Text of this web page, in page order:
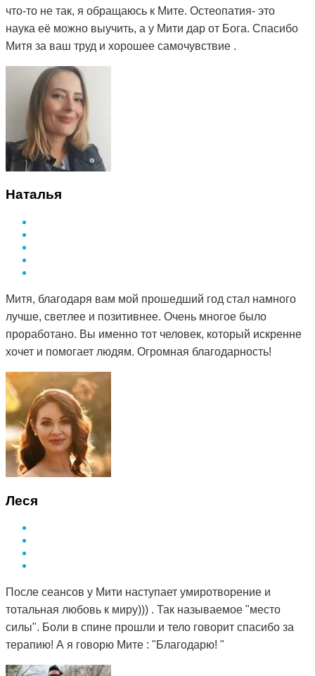
что-то не так, я обращаюсь к Мите. Остеопатия- это
наука её можно выучить, а у Мити дар от Бога. Спасибо
Митя за ваш труд и хорошее самочувствие .
Наталья
Митя, благодаря вам мой прошедший год стал намного
лучше, светлее и позитивнее. Очень многое было
проработано. Вы именно тот человек, который искренне
хочет и помогает людям. Огромная благодарность!
Леся
После сеансов у Мити наступает умиротворение и
тотальная любовь к миру))) . Так называемое "место
силы". Боли в спине прошли и тело говорит спасибо за
терапию! А я говорю Мите : "Благодарю! "